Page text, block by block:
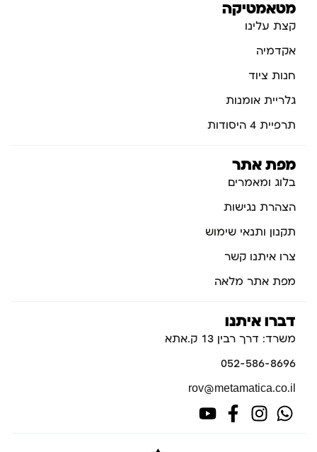
מטאמטיקה
קצת עלינו
אקדמיה
חנות ציוד
גלריית אומנות
תרפיית 4 היסודות
מפת אתר
בלוג ומאמרים
הצהרת נגישות
תקנון ותנאי שימוש
צרו איתנו קשר
מפת אתר מלאה
דברו איתנו
משרד: דרך רבין 13 ק.אתא
052-586-8696
rov@metamatica.co.il